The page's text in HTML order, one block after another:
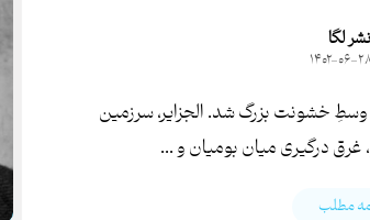
نشر لگا
۰۶-۲۸
وسطِ خشونت بزرگ شد. الجزایر، سرزمین
غرق درگیری میان بومیان و ...
مطلب